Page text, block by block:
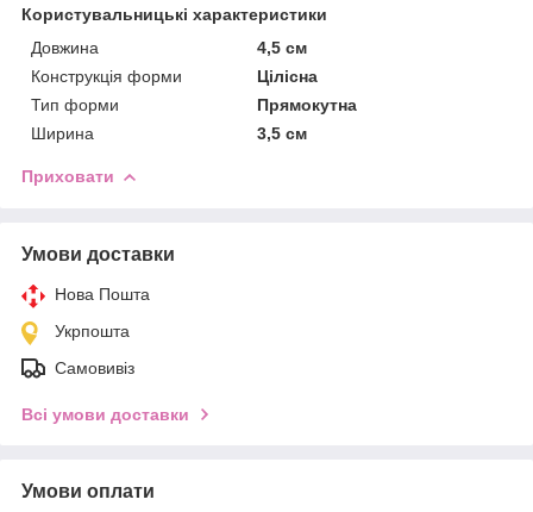
Користувальницькі характеристики
Довжина
4,5 см
Конструкція форми
Цілісна
Тип форми
Прямокутна
Ширина
3,5 см
Приховати
Умови доставки
Нова Пошта
Укрпошта
Самовивіз
Всі умови доставки
Умови оплати